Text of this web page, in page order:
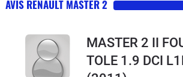
AVIS RENAULT MASTER 2
MASTER 2 II
TOLE 1.9 DCI